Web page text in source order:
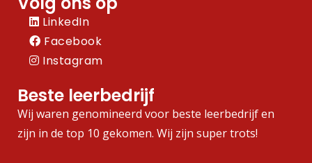
LinkedIn
Facebook
Instagram
Beste leerbedrijf
Wij waren genomineerd voor beste leerbedrijf en
zijn in de top 10 gekomen. Wij zijn super trots!